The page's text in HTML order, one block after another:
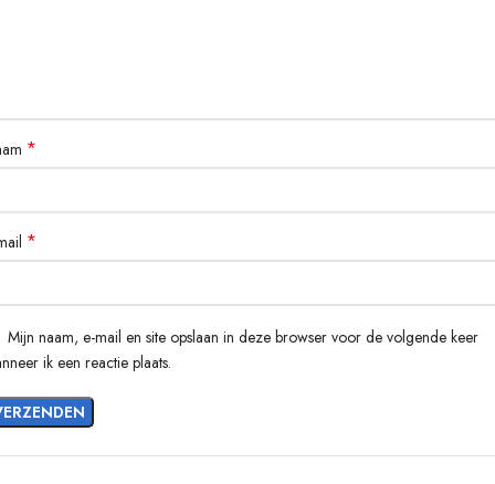
*
*
Mijn naam, e-mail en site opslaan in deze browser voor de volgende keer
ik een reactie plaats.